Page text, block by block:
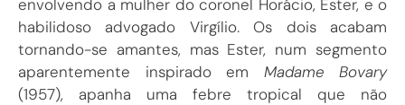
envolvendo a mulher do coronel Horácio, Ester, e o
habilidoso advogado Virgílio. Os dois acabam
tornando-se amantes, mas Ester, num segmento
aparentemente inspirado em Madame Bovary
(1957), apanha uma febre tropical que não